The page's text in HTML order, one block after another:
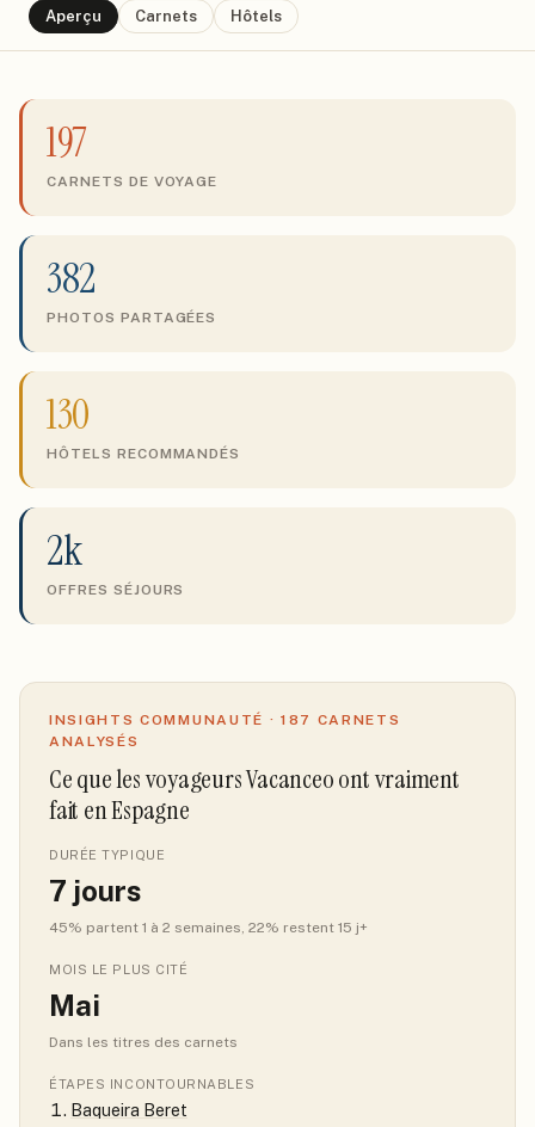
Aperçu Carnets Hôtels
197
CARNETS DE VOYAGE
382
PHOTOS PARTAGÉES
130
HÔTELS RECOMMANDÉS
2k
OFFRES SÉJOURS
INSIGHTS COMMUNAUTÉ · 187 CARNETS
ANALYSÉS
Ce que les voyageurs Vacanceo ont vraiment
fait en Espagne
DURÉE TYPIQUE
7 jours
45% partent 1 à 2 semaines, 22% restent 15 j+
MOIS LE PLUS CITÉ
Mai
Dans les titres des carnets
ÉTAPES INCONTOURNABLES
Baqueira Beret